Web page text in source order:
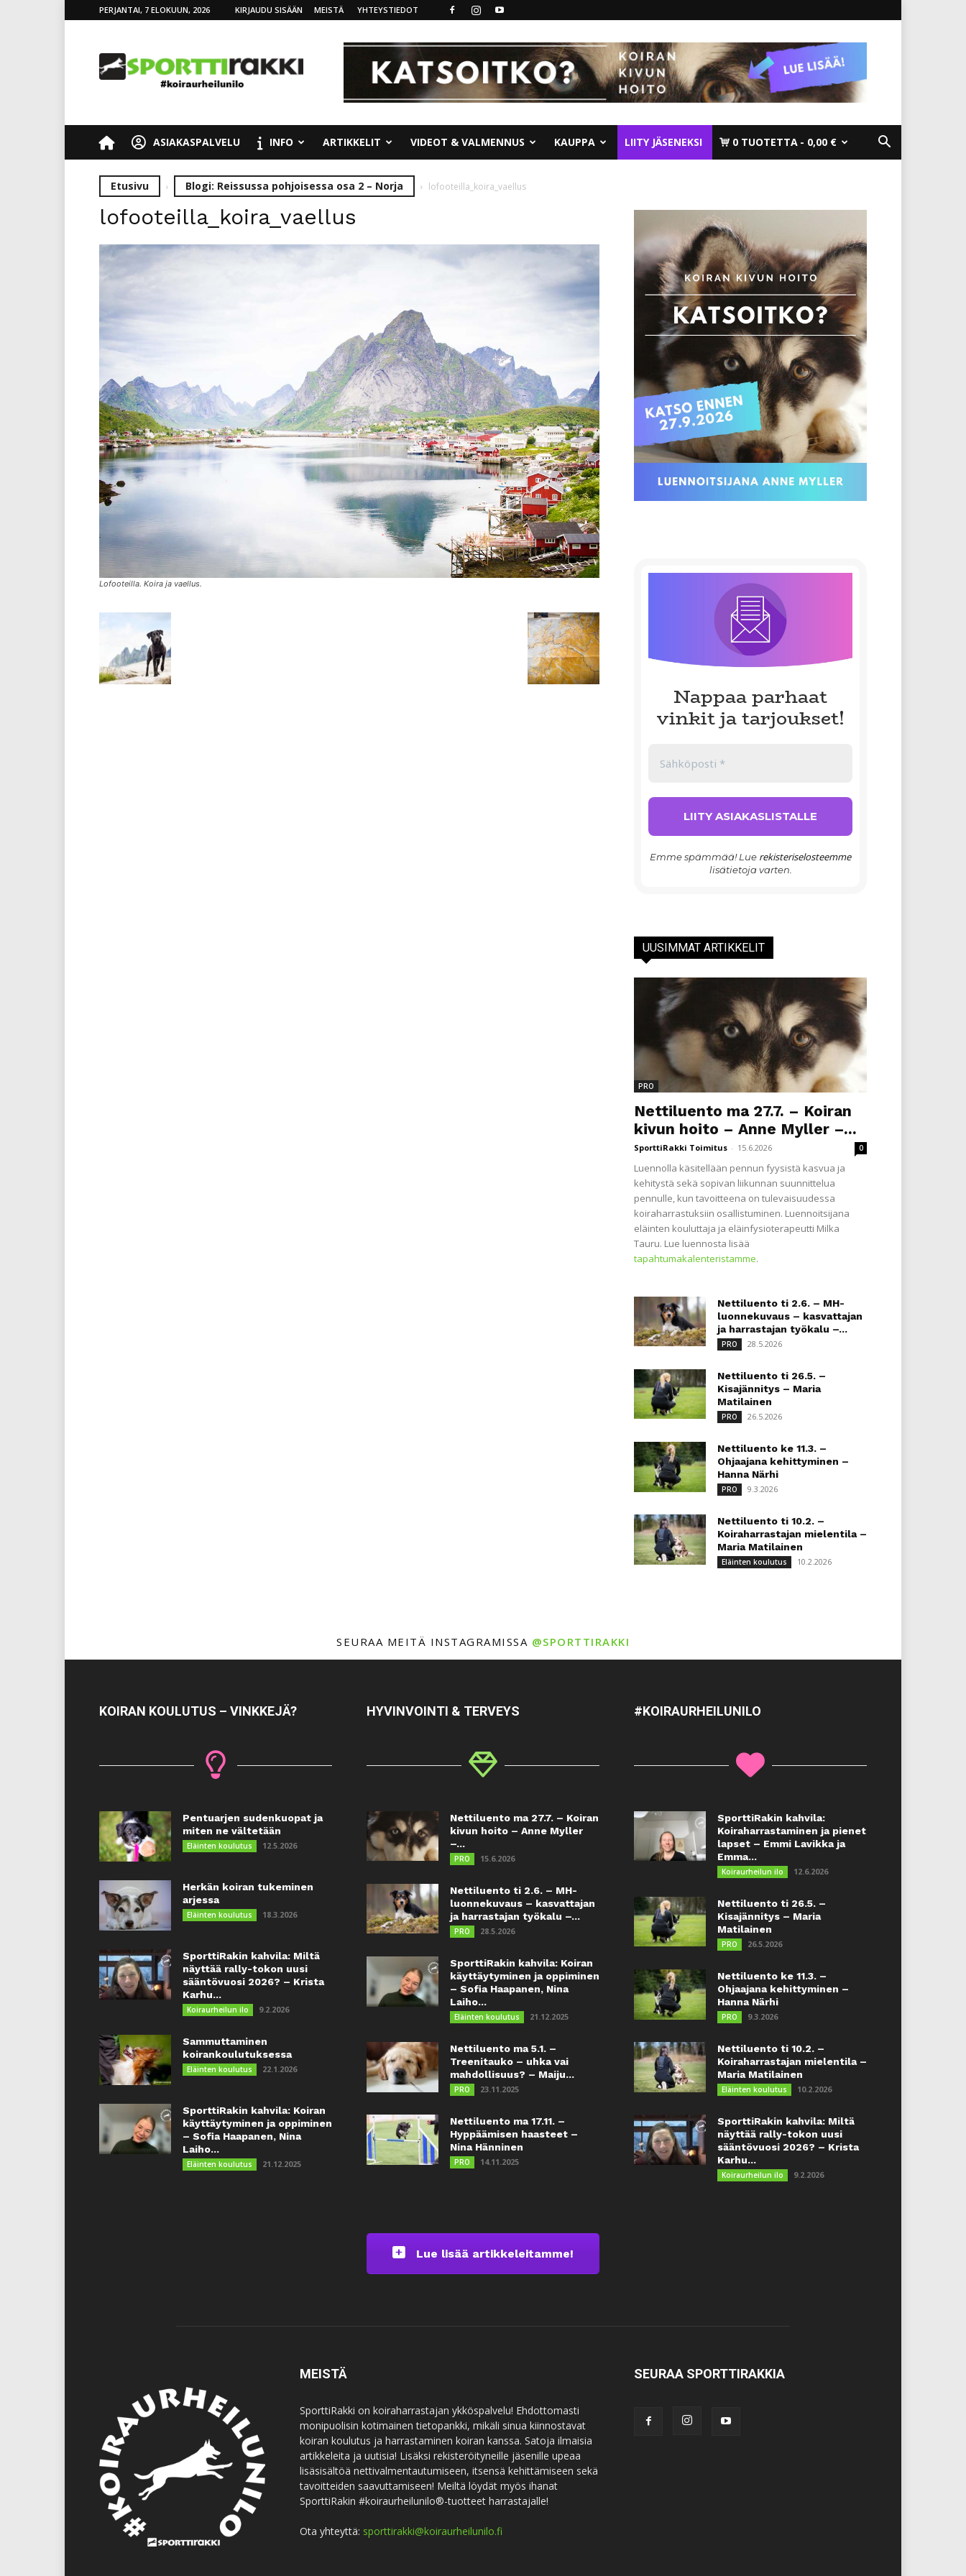
PERJANTAI, 7 ELOKUUN, 2026 KIRJAUDU SISÄÄN MEISTÄ YHTEYSTIEDOT
ASIAKASPALVELU INFO ARTIKKELIT VIDEOT & VALMENNUS KAUPPA LIITY JÄSENEKSI 0 TUOTETTA 0,00 €
Etusivu Blogi: Reissussa pohjoisessa osa 2 – Norja lofooteilla_koira_vaellus
lofooteilla_koira_vaellus
Lofooteilla. Koira ja vaellus.
Nappaa parhaat
vinkit ja tarjoukset!
Emme spämmää! Lue rekisteriselosteemme
lisätietoja varten.
UUSIMMAT ARTIKKELIT
PRO
Nettiluento ma 27.7. – Koiran
kivun hoito – Anne Myller –...
SporttiRakki Toimitus - 15.6.2026 0
Luennolla käsitellään pennun fyysistä kasvua ja
kehitystä sekä sopivan liikunnan suunnittelua
pennulle, kun tavoitteena on tulevaisuudessa
koiraharrastuksiin osallistuminen. Luennoitsijana
eläinten kouluttaja ja eläinfysioterapeutti Milka
Tauru. Lue luennosta lisää
tapahtumakalenteristamme.
Nettiluento ti 2.6. – MH-
luonnekuvaus – kasvattajan
ja harrastajan työkalu –...
PRO 28.5.2026
Nettiluento ti 26.5. –
Kisajännitys – Maria
Matilainen
PRO 26.5.2026
Nettiluento ke 11.3. –
Ohjaajana kehittyminen –
Hanna Närhi
PRO 9.3.2026
Nettiluento ti 10.2. –
Koiraharrastajan mielentila –
Maria Matilainen
Eläinten koulutus 10.2.2026
SEURAA MEITÄ INSTAGRAMISSA @SPORTTIRAKKI
KOIRAN KOULUTUS – VINKKEJÄ?
Pentuarjen sudenkuopat ja
miten ne vältetään
Eläinten koulutus 12.5.2026
Herkän koiran tukeminen
arjessa
Eläinten koulutus 18.3.2026
SporttiRakin kahvila: Miltä
näyttää rally-tokon uusi
sääntövuosi 2026? – Krista
Karhu...
Koiraurheilun ilo 9.2.2026
Sammuttaminen
koirankoulutuksessa
Eläinten koulutus 22.1.2026
SporttiRakin kahvila: Koiran
käyttäytyminen ja oppiminen
– Sofia Haapanen, Nina
Laiho...
Eläinten koulutus 21.12.2025
HYVINVOINTI & TERVEYS
Nettiluento ma 27.7. – Koiran
kivun hoito – Anne Myller
–...
PRO 15.6.2026
Nettiluento ti 2.6. – MH-
luonnekuvaus – kasvattajan
ja harrastajan työkalu –...
PRO 28.5.2026
SporttiRakin kahvila: Koiran
käyttäytyminen ja oppiminen
– Sofia Haapanen, Nina
Laiho...
Eläinten koulutus 21.12.2025
Nettiluento ma 5.1. –
Treenitauko – uhka vai
mahdollisuus? – Maiju...
PRO 23.11.2025
Nettiluento ma 17.11. –
Hyppäämisen haasteet –
Nina Hänninen
PRO 14.11.2025
Lue lisää artikkeleitamme!
#KOIRAURHEILUNILO
SporttiRakin kahvila:
Koiraharrastaminen ja pienet
lapset – Emmi Lavikka ja
Emma...
Koiraurheilun ilo 12.6.2026
Nettiluento ti 26.5. –
Kisajännitys – Maria
Matilainen
PRO 26.5.2026
Nettiluento ke 11.3. –
Ohjaajana kehittyminen –
Hanna Närhi
PRO 9.3.2026
Nettiluento ti 10.2. –
Koiraharrastajan mielentila –
Maria Matilainen
Eläinten koulutus 10.2.2026
SporttiRakin kahvila: Miltä
näyttää rally-tokon uusi
sääntövuosi 2026? – Krista
Karhu...
Koiraurheilun ilo 9.2.2026
MEISTÄ
SporttiRakki on koiraharrastajan ykköspalvelu! Ehdottomasti
monipuolisin kotimainen tietopankki, mikäli sinua kiinnostavat
koiran koulutus ja harrastaminen koiran kanssa. Satoja ilmaisia
artikkeleita ja uutisia! Lisäksi rekisteröityneille jäsenille upeaa
lisäsisältöä nettivalmentautumiseen, itsensä kehittämiseen sekä
tavoitteiden saavuttamiseen! Meiltä löydät myös ihanat
SporttiRakin #koiraurheilunilo®-tuotteet harrastajalle!
Ota yhteyttä: sporttirakki@koiraurheilunilo.fi
SEURAA SPORTTIRAKKIA